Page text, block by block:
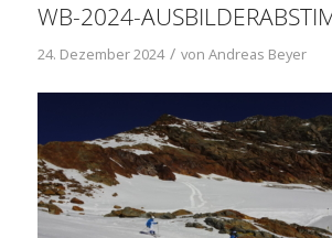
WB-2024-
24. Dezember 2024 / von Andreas Beyer